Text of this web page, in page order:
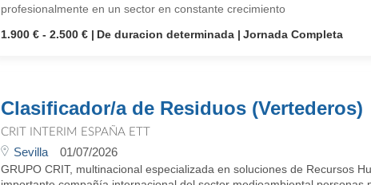
profesionalmente en un sector en constante crecimiento
1.900 € - 2.500 €
De duracion determinada Jornada Completa
Clasificador/a de Residuos (Vertederos)
CRIT INTERIM ESPAÑA ETT
Sevilla 01/07/2026
GRUPO CRIT, multinacional especializada en soluciones de Recursos